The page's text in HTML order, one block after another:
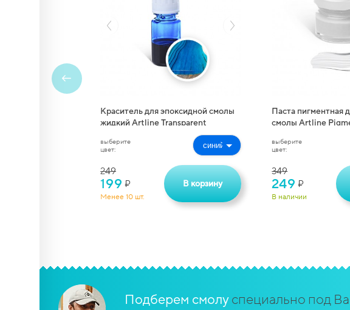
Краситель для эпоксидной смолы
жидкий Artline Transparent
выберите
цвет:
249
199 ₽
Менее 10 шт.
В корзину
Паста пигментная
смолы Artline
выберите
цвет:
349
249 ₽
В наличии
Подберем смолуспециально под